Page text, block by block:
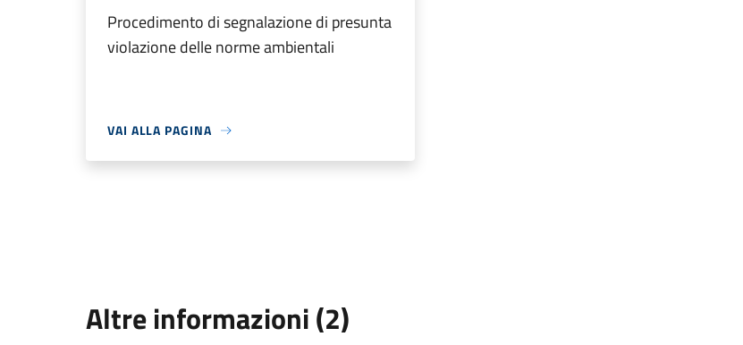
Procedimento di segnalazione di presunta
violazione delle norme ambientali
VAI ALLA PAGINA
Altre informazioni (2)